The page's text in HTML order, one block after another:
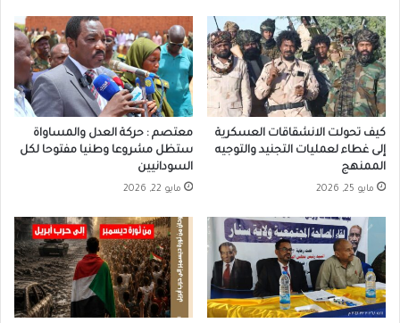
كيف تحولت الانشقاقات العسكرية
إلى غطاء لعمليات التجنيد والتوجيه
الممنهج
مايو 25, 2026
معتصم : حركة العدل والمساواة
ستظل مشروعا وطنيا مفتوحا لكل
السودانيين
مايو 22, 2026